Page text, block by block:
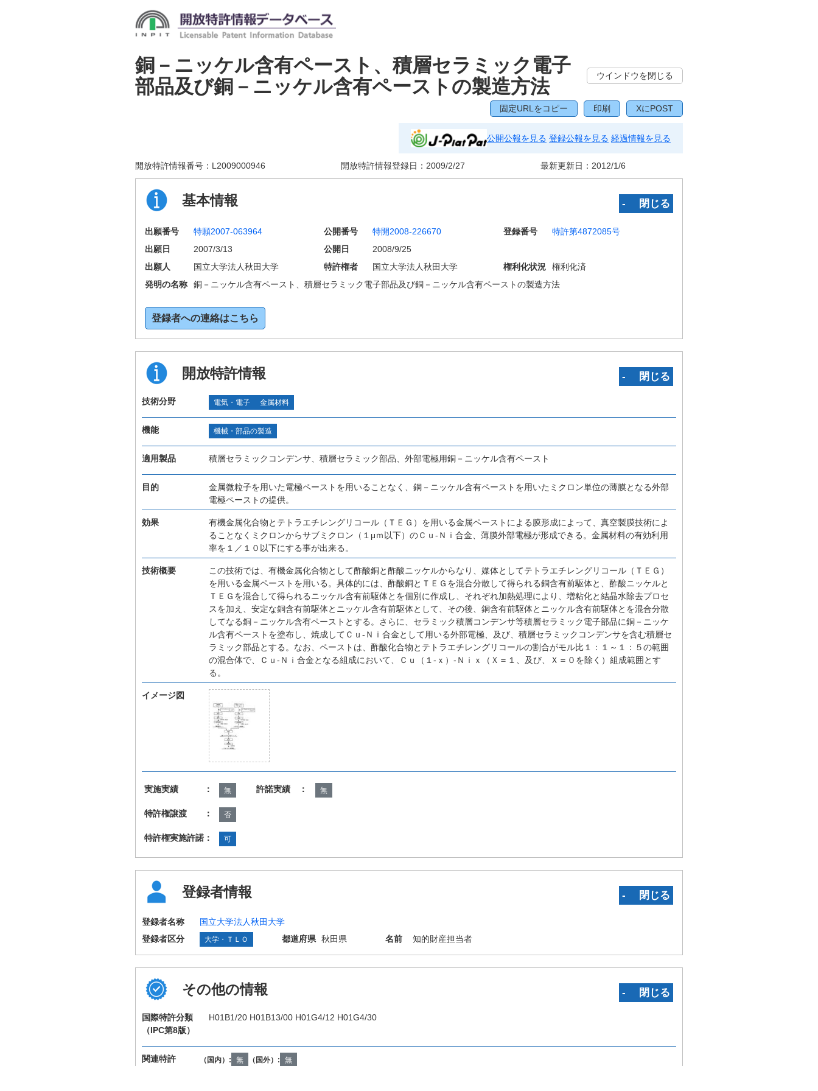
銅－ニッケル含有ペースト、積層セラミック電子
部品及び銅－ニッケル含有ペーストの製造方法
ウインドウを閉じる
固定URLをコピー 印刷 XにPOST
公開公報を見る 登録公報を見る 経過情報を見る
開放特許情報番号： L2009000946 開放特許情報登録日： 2009/2/27 最新更新日： 2012/1/6
基本情報 ‐ 閉じる
出願番号 特願2007-063964 公開番号 特開2008-226670 登録番号
特許第4872085号
出願日
2007/3/13 公開日
2008/9/25
出願人
国立大学法人秋田大学 特許権者 国立大学法人秋田大学 権利化状況
権利化済
発明の名称
銅－ニッケル含有ペースト、積層セラミック電子部品及び銅－ニッケル含有ペーストの製造方法
登録者への連絡はこちら
開放特許情報 ‐ 閉じる
技術分野 電気・電子 金属材料
機能 機械・部品の製造
適用製品 積層セラミックコンデンサ、積層セラミック部品、外部電極用銅－ニッケル含有ペースト
目的
金属微粒子を用いた電極ペーストを用いることなく、銅－ニッケル含有ペーストを用いたミクロン単位の薄膜となる外部
電極ペーストの提供。
効果
有機金属化合物とテトラエチレングリコール（ＴＥＧ）を用いる金属ペーストによる膜形成によって、真空製膜技術によ
ることなくミクロンからサブミクロン（１μｍ以下）のＣｕ‐Ｎｉ合金、薄膜外部電極が形成できる。金属材料の有効利用
率を１／１０以下にする事が出来る。
技術概要
この技術では、有機金属化合物として酢酸銅と酢酸ニッケルからなり、媒体としてテトラエチレングリコール（ＴＥＧ）
を用いる金属ペーストを用いる。具体的には、酢酸銅とＴＥＧを混合分散して得られる銅含有前駆体と、酢酸ニッケルと
ＴＥＧを混合して得られるニッケル含有前駆体とを個別に作成し、それぞれ加熱処理により、増粘化と結晶水除去プロセ
スを加え、安定な銅含有前駆体とニッケル含有前駆体として、その後、銅含有前駆体とニッケル含有前駆体とを混合分散
してなる銅－ニッケル含有ペーストとする。さらに、セラミック積層コンデンサ等積層セラミック電子部品に銅－ニッケ
ル含有ペーストを塗布し、焼成してＣｕ‐Ｎｉ合金として用いる外部電極、及び、積層セラミックコンデンサを含む積層セ
ラミック部品とする。なお、ペーストは、酢酸化合物とテトラエチレングリコールの割合がモル比１：１～１：５の範囲
の混合体で、Ｃｕ‐Ｎｉ合金となる組成において、Ｃｕ（１‐ｘ）‐Ｎｉｘ（Ｘ＝１、及び、Ｘ＝０を除く）組成範囲とす
る。
イメージ図
実施実績 ： 無 許諾実績 ： 無
特許権譲渡 ： 否
特許権実施許諾： 可
登録者情報 ‐ 閉じる
登録者名称
国立大学法人秋田大学
登録者区分
大学・ＴＬＯ 都道府県 秋田県 名前 知的財産担当者
その他の情報 ‐ 閉じる
国際特許分類
（IPC第8版）
H01B1/20 H01B13/00 H01G4/12 H01G4/30
関連特許 （国内）: 無 （国外）: 無